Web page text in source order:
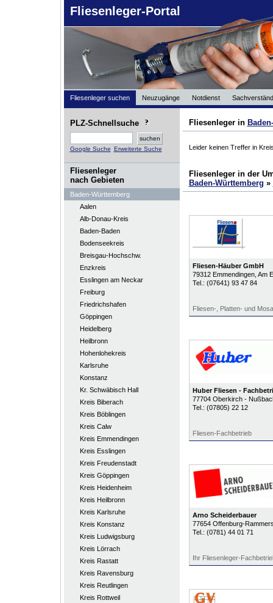
Fliesenleger-Portal
Fliesenleger suchen Neuzugänge Notdienst
PLZ-Schnellsuche
Google Suche Erweiterte Suche
Fliesenleger
nach Gebieten
Baden-Württemberg
Aalen
Alb-Donau-Kreis
Baden-Baden
Bodenseekreis
Breisgau-Hochschw.
Enzkreis
Esslingen am Neckar
Freiburg
Friedrichshafen
Göppingen
Heidelberg
Heilbronn
Hohenlohekreis
Karlsruhe
Konstanz
Kr. Schwäbisch Hall
Kreis Biberach
Kreis Böblingen
Kreis Calw
Kreis Emmendingen
Kreis Esslingen
Kreis Freudenstadt
Kreis Göppingen
Kreis Heidenheim
Kreis Heilbronn
Kreis Karlsruhe
Kreis Konstanz
Kreis Ludwigsburg
Kreis Lörrach
Kreis Rastatt
Kreis Ravensburg
Kreis Reutlingen
Kreis Rottweil
Fliesenleger in
Leider keinen Treffer in
Fliesenleger in der
Baden-Württemberg »
Fliesen-Häuber GmbH
79312 Emmendingen, Am
Tel.: (07641) 93 47 84
Fliesen-, Platten- und
Huber Fliesen -
77704 Oberkirch -
Tel.: (07805) 22 12
Fliesen-Fachbetrieb
Arno Scheiderbauer
77654 Offenburg-
Tel.: (0781) 44 01 71
Ihr Fliesenleger-